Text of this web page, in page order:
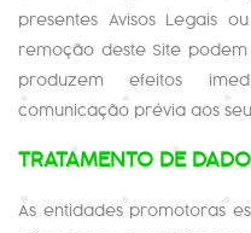
presentes Avisos Legais
remoção deste Site
produzem efeitos
comunicação prévia aos
TRATAMENTO DE
As entidades promotoras